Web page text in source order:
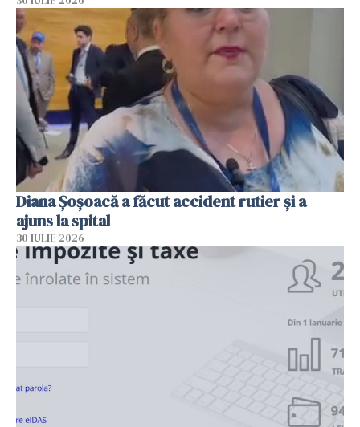
Diana Șoșoacă a făcut accident rutier și a
ajuns la spital
30 IULIE 2026